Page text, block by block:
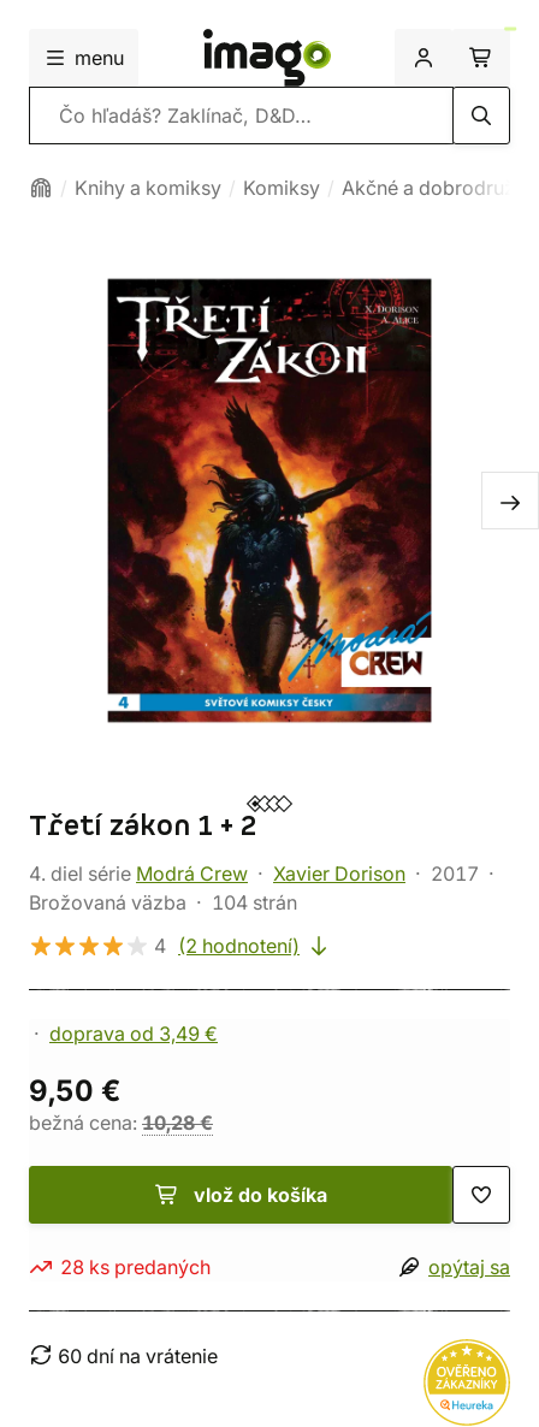
menu
Vyhľadávanie
Knihy a komiksy Komiksy Akčné a dobrodružné
Třetí zákon 1 + 2
4. diel série Modrá Crew Xavier Dorison
2017
Brožovaná väzba
104 strán
4 (2 hodnotení)
doprava od 3,49 €
9,50 €
bežná cena: 10,28 €
vlož do košíka
28 ks predaných opýtaj sa
60 dní na vrátenie